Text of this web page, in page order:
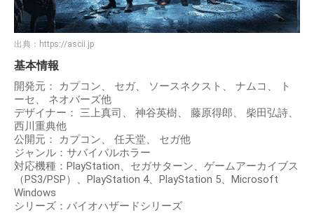
出典： https://ascii.jp
基本情報
開発元： カプコン、 セガ、 ソースネクスト、 ナムコ、 ト
ーセ、 ネオバーズ他
デザイナー： 三上真司、 神谷英樹、 藤原得郎、 柴田弘詩、
西川重典他
公開元： カプコン、 任天堂、 セガ他
ジャンル：サバイバルホラー
対応機種：PlayStation、セガサターン、ゲームアーカイブス
（PS3/PSP）、PlayStation 4、PlayStation 5、Microsoft
Windows
シリーズ：バイオハザードシリーズ